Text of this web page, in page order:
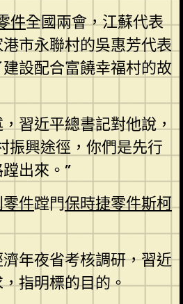
件全國兩會，江蘇代表
市永聯村的吳惠芳代表
設配合富饒幸福村的故
習近平總書記對他說，
振興途徑，你們是先行
出來。”
件蹚門保時捷零件斯柯
年夜省考核調研，習近
指明標的目的。